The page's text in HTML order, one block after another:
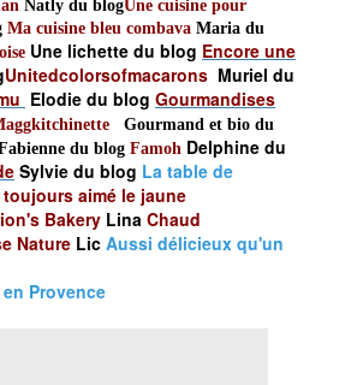
Natly du blogUne cuisine pour
Ma cuisine bleu combava Maria du
Une lichette du blog Encore une
Unitedcolorsofmacarons Muriel du
Elodie du blog Gourmandises
Gourmand et bio du
du blog Famoh Delphine du
Sylvie du blog La table de
aimé le jaune
Bakery Lina Chaud
Nature Lic Aussi délicieux qu'un
Provence